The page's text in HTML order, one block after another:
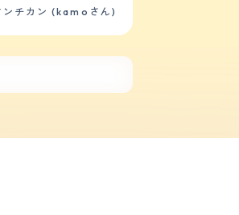
をしています。
物がグチャグチャに
イレ以外の躾は難し
を遣う所はありま
が率先して猫のご飯
ンチカン (kamoさん)